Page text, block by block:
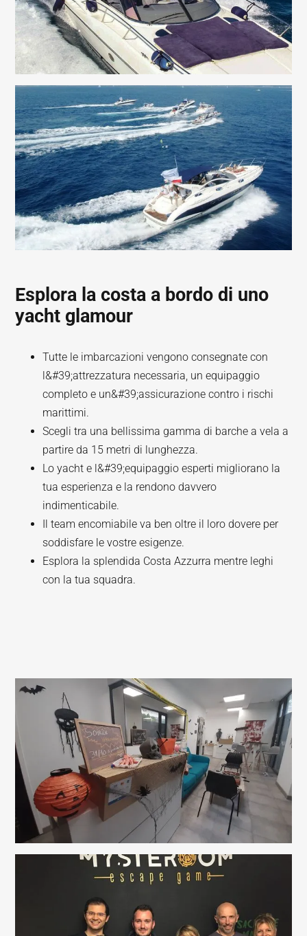
Esplora la costa a bordo di uno
yacht glamour
Tutte le imbarcazioni vengono consegnate con
l&#39;attrezzatura necessaria, un equipaggio
completo e un&#39;assicurazione contro i rischi
marittimi.
Scegli tra una bellissima gamma di barche a vela a
partire da 15 metri di lunghezza.
Lo yacht e l&#39;equipaggio esperti migliorano la
tua esperienza e la rendono davvero
indimenticabile.
Il team encomiabile va ben oltre il loro dovere per
soddisfare le vostre esigenze.
Esplora la splendida Costa Azzurra mentre leghi
con la tua squadra.